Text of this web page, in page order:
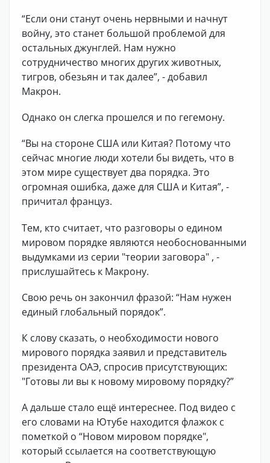
“Если они станут очень нервными и начнут
войну, это станет большой проблемой для
остальных джунглей. Нам нужно
сотрудничество многих других животных,
тигров, обезьян и так далее”, - добавил
Макрон.
Однако он слегка прошелся и по гегемону.
“Вы на стороне США или Китая? Потому что
сейчас многие люди хотели бы видеть, что в
этом мире существует два порядка. Это
огромная ошибка, даже для США и Китая”, -
причитал француз.
Тем, кто считает, что разговоры о едином
мировом порядке являются необоснованными
выдумками из серии "теории заговора" , -
прислушайтесь к Макрону.
Свою речь он закончил фразой: “Нам нужен
единый глобальный порядок”.
К слову сказать, о необходимости нового
мирового порядка заявил и представитель
президента ОАЭ, спросив присутствующих:
"Готовы ли вы к новому мировому порядку?”
А дальше стало ещё интереснее. Под видео с
его словами на Ютубе находится флажок с
пометкой о “Новом мировом порядке",
который ссылается на соответствующую